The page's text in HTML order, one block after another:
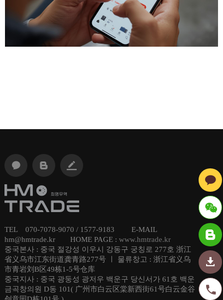
ID : hmt
radechi
na
TEL 070-7078-9070 / 1577-9183 E-MAIL
hm@hmtrade.kr HOME PAGE : www.hmtrade.kr
중국본사 : 중국 절강성 이우시 강동구 궁칭로 277호 浙江
省义乌市江东街道龚青路277号 ㅣ 물류창고 : 浙江省义乌
市青岩刘B区49栋1-5号仓库
중국지사 : 중국 광둥성 광저우 백운구 당신서가 61호 백운
금곡창의원 D동 101( 广州市白云区棠新西街61号白云金谷